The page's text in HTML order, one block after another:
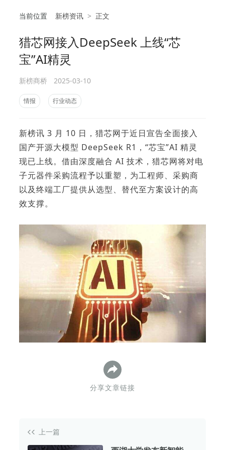
当前位置 新榜资讯 > 正文
猎芯网接入DeepSeek 上线“芯
宝”AI精灵
新榜商桥 2025-03-10
情报 行业动态
新榜讯 3 月 10 日，猎芯网于近日宣告全面接入
国产开源大模型 DeepSeek R1，“芯宝”AI 精灵
现已上线。借由深度融合 AI 技术，猎芯网将对电
子元器件采购流程予以重塑，为工程师、采购商
以及终端工厂提供从选型、替代至方案设计的高
效支撑。
分享文章链接
上一篇